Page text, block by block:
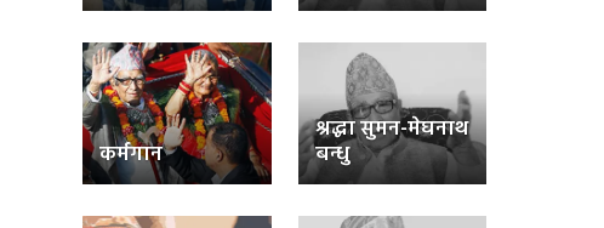
कर्मगान
श्रद्धा सुमन-मेघनाथ
बन्धु